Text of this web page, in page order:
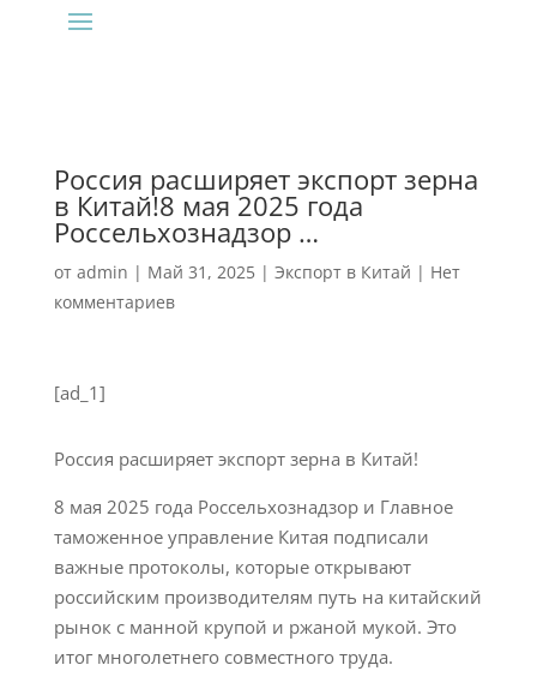
‍Россия расширяет экспорт зерна
в Китай!8 мая 2025 года
Россельхознадзор …
от admin | Май 31, 2025| Экспорт в Китай | Нет
комментариев
[ad_1]
Россия расширяет экспорт зерна в Китай!
8 мая 2025 года Россельхознадзор и Главное
таможенное управление Китая подписали
важные протоколы, которые открывают
российским производителям путь на китайский
рынок с манной крупой и ржаной мукой. Это
итог многолетнего совместного труда.